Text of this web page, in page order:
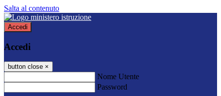
Salta al contenuto
Accedi
Accedi
button close ×
Nome Utente
Password